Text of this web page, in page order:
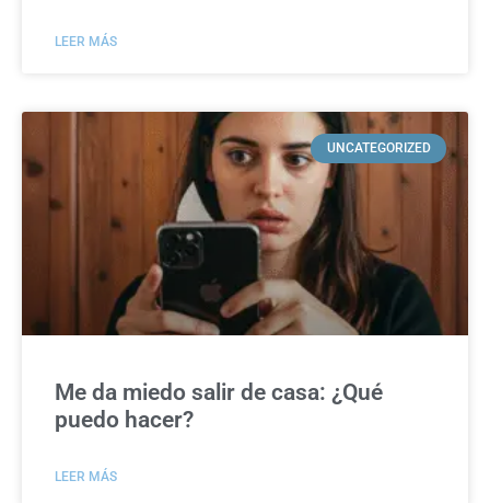
LEER MÁS
UNCATEGORIZED
Me da miedo salir de casa: ¿Qué
puedo hacer?
LEER MÁS